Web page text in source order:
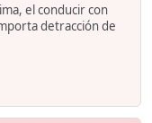
el conducir con
detracción de